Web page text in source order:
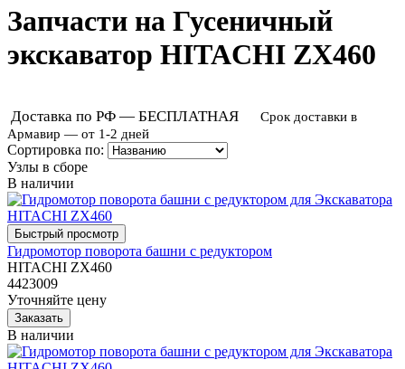
Запчасти на Гусеничный
экскаватор HITACHI ZX460
Доставка по РФ — БЕСПЛАТНАЯ
Срок доставки в
Армавир — от 1-2 дней
Сортировка по:
Узлы в сборе
В наличии
Гидромотор поворота башни с редуктором
HITACHI ZX460
4423009
Уточняйте цену
В наличии